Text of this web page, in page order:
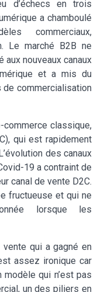
d’échecs en trois
a chamboulé
commerciaux,
Le marché B2B ne
aux nouveaux canaux
et a mis du
commercialisation
commerce classique,
qui est rapidement
des canaux
19 a contraint de
canal de vente D2C.
fructueuse et qui ne
lorsque les
qui a gagné en
assez ironique car
qui n’est pas
un des piliers en